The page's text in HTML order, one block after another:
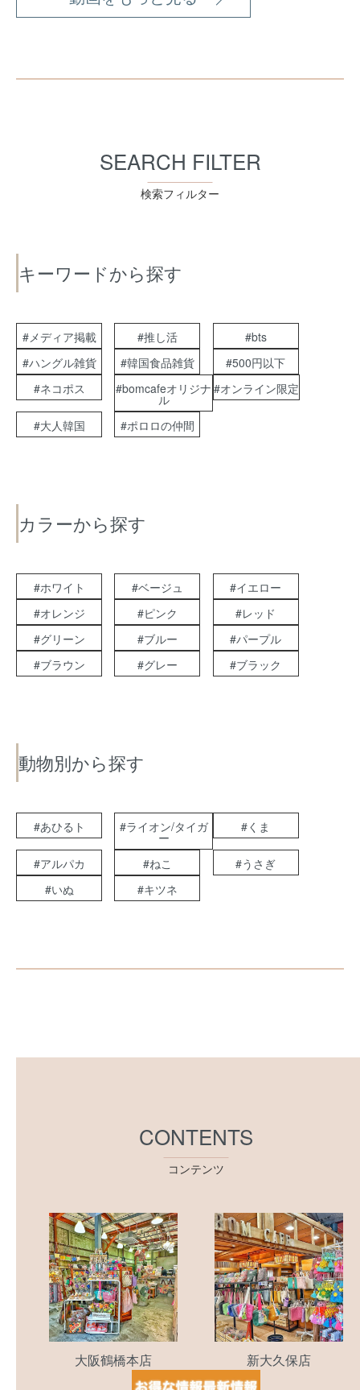
SEARCH FILTER
検索フィルター
キーワードから探す
#メディア掲載 #推し活
#bts
#ハングル雑貨
#韓国食品雑貨
#500円以下
#ネコポス
#bomcafeオリジナ
ル
#オンライン限定
#大人韓国 #ポロロの仲間
カラーから探す
#ホワイト #ベージュ
#イエロー
#オレンジ
#ピンク
#レッド
#グリーン
#ブルー
#パープル
#ブラウン
#グレー #ブラック
動物別から探す
#あひるト #ライオン/タイガ
ー
#くま
#アルパカ #ねこ
#うさぎ
#いぬ
#キツネ
CONTENTS
コンテンツ
大阪鶴橋本店 新大久保店